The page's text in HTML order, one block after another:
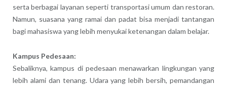
serta berbagai layanan seperti transportasi umum dan restoran.
Namun, suasana yang ramai dan padat bisa menjadi tantangan
bagi mahasiswa yang lebih menyukai ketenangan dalam belajar.
Kampus Pedesaan:
Sebaliknya, kampus di pedesaan menawarkan lingkungan yang
lebih alami dan tenang. Udara yang lebih bersih, pemandangan